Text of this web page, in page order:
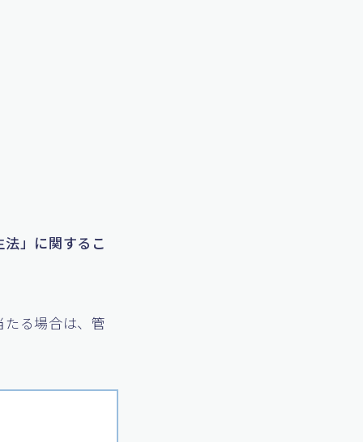
」に関するこ
る場合は、管